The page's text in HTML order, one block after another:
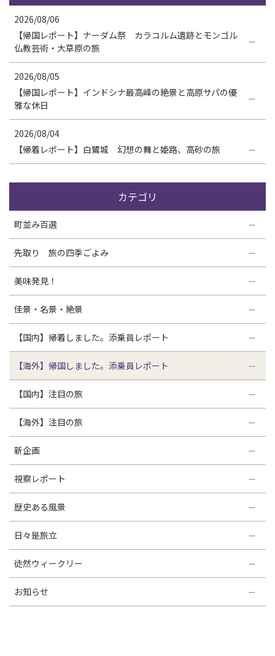
2026/08/06
【帰国レポート】ナーダム祭 カラコルム遺跡とモンゴル
仏教芸術・大草原の旅
2026/08/05
【帰国レポート】インドシナ最高峰の絶景と高原サパの優
雅な休日
2026/08/04
【帰着レポート】白鷺城 幻想の舞と姫路、高砂の旅
カテゴリ
町並み百選
先取り 旅の四季ごよみ
美味発見！
佳景・名景・絶景
【国内】帰着しました。添乗員レポート
【海外】帰国しました。添乗員レポート
【国内】注目の旅
【海外】注目の旅
新企画
視察レポート
歴史ある風景
日々是旅立
徒然ウィークリー
お知らせ